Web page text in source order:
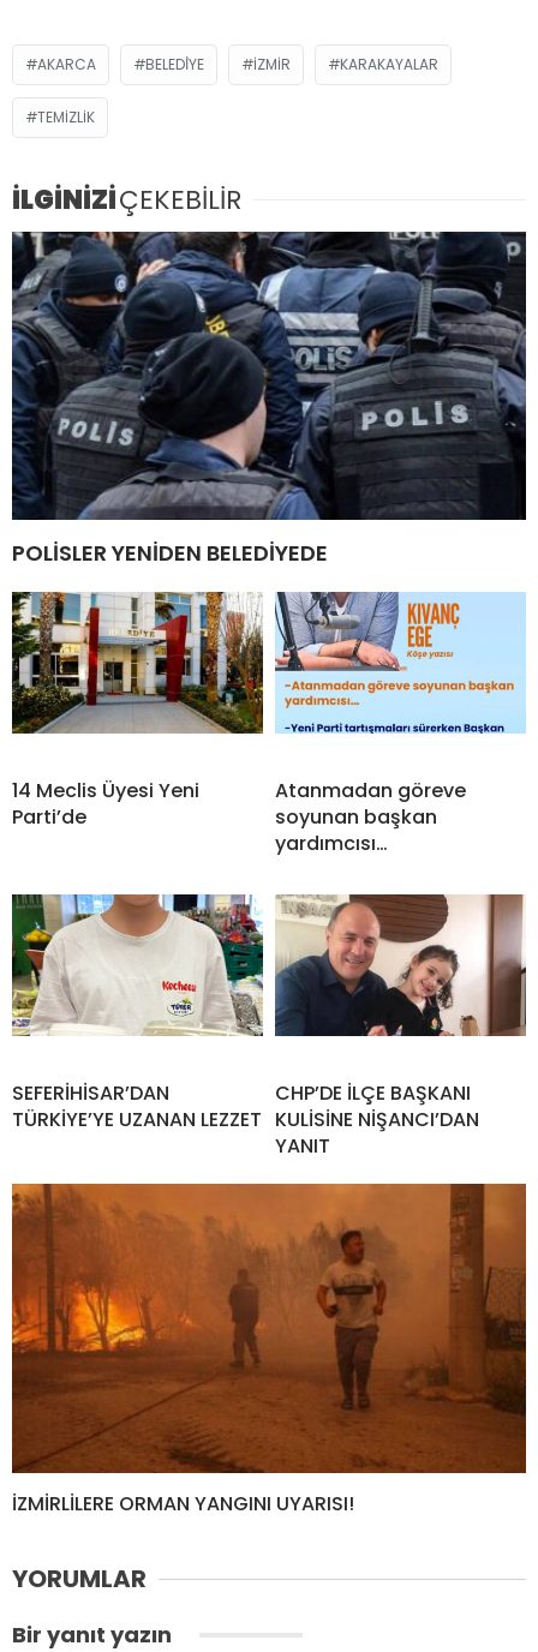
AKARCA BELEDİYE İZMIR KARAKAYALAR
TEMIZLIK
İLGİNİZİÇEKEBİLİR
POLİSLER YENİDEN BELEDİYEDE
14 Meclis Üyesi Yeni
Parti’de
Atanmadan göreve
soyunan başkan
yardımcısı…
SEFERİHİSAR’DAN
TÜRKİYE’YE UZANAN LEZZET
CHP’DE İLÇE BAŞKANI
KULİSİNE NİŞANCI’DAN
YANIT
İZMİRLİLERE ORMAN YANGINI UYARISI!
YORUMLAR
Bir yanıt yazın